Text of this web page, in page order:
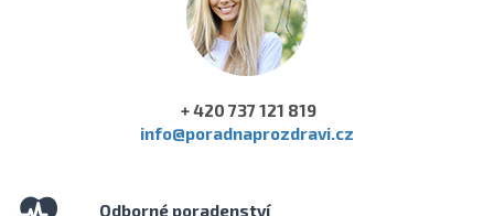
+ 420 737 121 819
info@poradnaprozdravi.cz
Odborné poradenství